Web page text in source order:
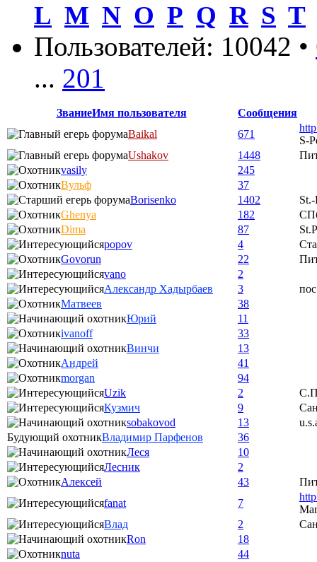
L M N O P Q R S T
Пользователей: 10042 •
... 201
ЗваниеИмя пользователя
Сообщения
Baikal
671
S-
Ushakov
1448
vasily
245
Вульф
37
Borisenko
1402
Ghenya
182
Dima
87
popov
4
Govorun
22
vano
2
Александр Хадырбаев
3
Матвеев
38
Юрий
11
ivanoff
33
Винчи
13
Андрей
41
morgan
94
Uzik
2
Кузмич
9
sobakovod
13
Будующий охотникВладимир Парфенов
36
Леся
10
Лесник
2
Алексей
43
fanat
7
Влад
2
Ron
18
nuta
44